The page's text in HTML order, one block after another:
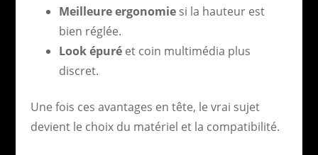
Meilleure ergonomiesi la hauteur est
bien réglée.
Look épuréet coin multimédia plus
discret.
Une fois ces avantages en tête, le vrai sujet
devient le choix du matériel et la compatibilité.